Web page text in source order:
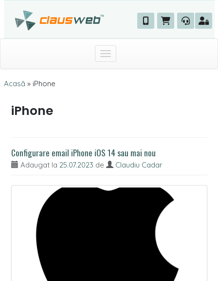
Toggle navigation
Acasă » iPhone
iPhone
Configurare email iPhone iOS 14 sau mai nou
Adaugat la 25.07.2023 de Claudiu Cadar